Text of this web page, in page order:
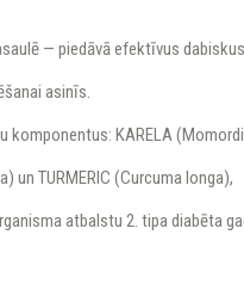
— piedāvā efektīvus dabiskus
asinīs.
komponentus: KARELA
un TURMERIC (Curcuma longa),
atbalstu 2. tipa diabēta